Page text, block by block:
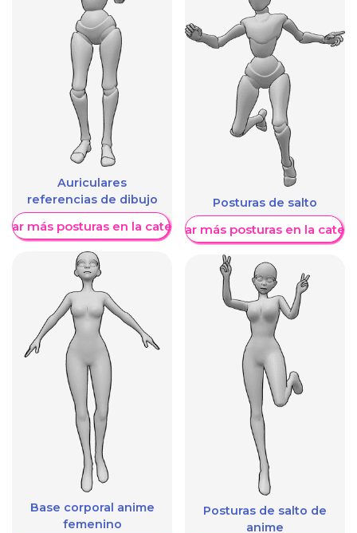
Auriculares
referencias de dibujo
más posturas en la categoría
Base corporal anime
femenino
Posturas de salto
Mostrar más posturas en la
Posturas de salto de
anime